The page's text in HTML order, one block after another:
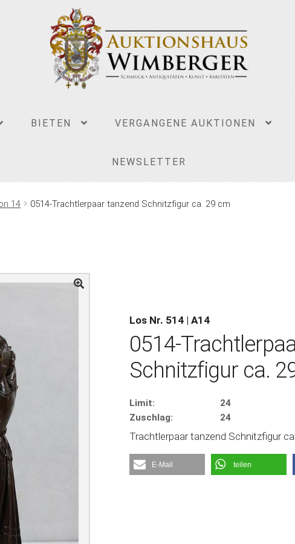
BIETEN VERGANGENE AUKTIONEN
NEWSLETTER
14 0514-Trachtlerpaar tanzend Schnitzfigur ca. 29 cm
Los Nr. 514 | A14
0514-
Schnitzfigur ca.
Limit:
24
Zuschlag:
24
Trachtlerpaar tanzend Schnitzfigur
E-Mail teilen